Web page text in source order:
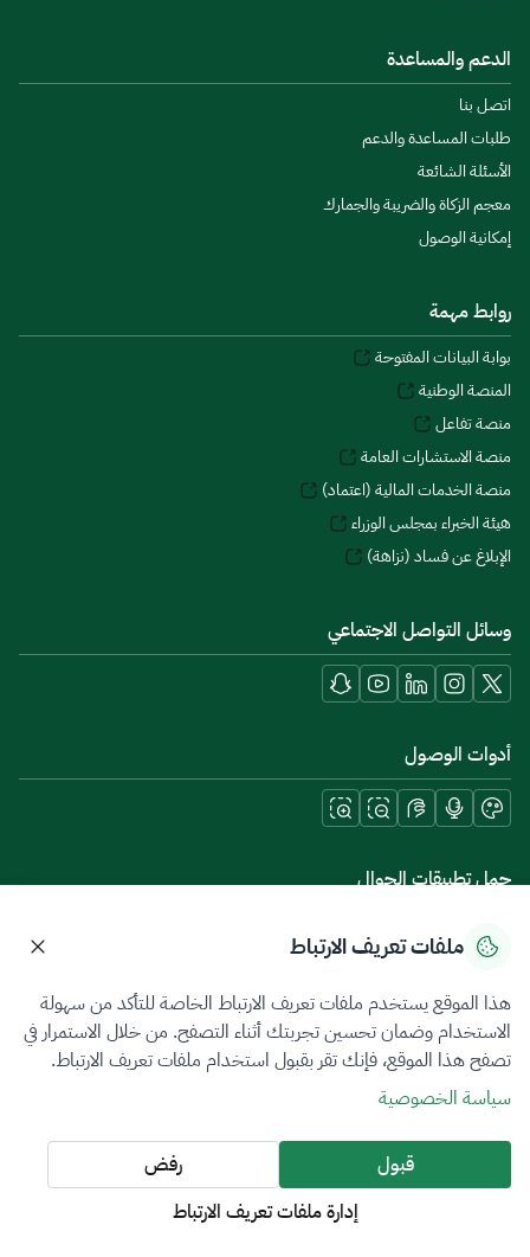
الدعم والمساعدة
اتصل بنا
طلبات المساعدة والدعم
الأسئلة الشائعة
معجم الزكاة والضريبة والجمارك
إمكانية الوصول
روابط مهمة
بوابة البيانات المفتوحة
المنصة الوطنية
منصة تفاعل
منصة الاستشارات العامة
منصة الخدمات المالية (اعتماد)
هيئة الخبراء بمجلس الوزراء
الإبلاغ عن فساد (نزاهة)
وسائل التواصل الاجتماعي
أدوات الوصول
حمل تطبيقات الجوال
سياسة الخصوصيةشروط الاستخدامخريطة الموقع
جميع الحقوق محفوظة 2026 © ZATCA.GOV.SA
تم تطويره وصيانته بواسطة هيئة الزكاة والضريبة والجمارك
آخر تحديث للموقع في
ملفات تعريف الارتباط
هذا الموقع يستخدم ملفات تعريف الارتباط الخاصة للتأكد من سهولة
الاستخدام وضمان تحسين تجربتك أثناء التصفح. من خلال الاستمرار في
تصفح هذا الموقع، فإنك تقر بقبول استخدام ملفات تعريف الارتباط.
سياسة الخصوصية
قبول
رفض
إدارة ملفات تعريف الارتباط